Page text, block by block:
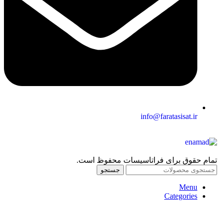
info@faratasisat.ir
تمام حقوق برای فراتاسیسات محفوظ است.
جستجو
Menu
Categories